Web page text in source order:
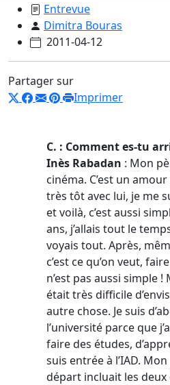
Entrevue
Dimitra Bouras
2011-04-12
Partager sur
Imprimer
C. : Comment es-tu
Inès Rabadan : Mon
cinéma. C’est un
très tôt avec lui, je me
et voilà, c’est aussi
ans, j’allais tout le
voyais tout. Après,
c’est ce qu’on veut,
n’est pas aussi simple
était très difficile
autre chose. Je suis
l’université parce que
faire des études,
suis entrée à l’IAD.
départ incluait les deux